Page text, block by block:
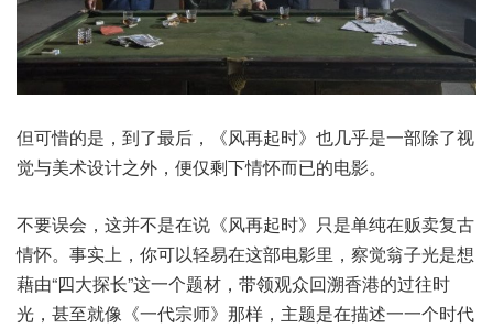
但可惜的是，到了最后，《风再起时》也几乎是一部除了视
觉与美术设计之外，便仅剩下情怀而已的电影。
不要误会，这并不是在说《风再起时》只是单纯在贩卖复古
情怀。事实上，你可以轻易在这部电影里，察觉翁子光是想
藉由“四大探长”这一个题材，带领观众回溯香港的过往时
光，甚至就像《一代宗师》那样，主题是在描述一一个时代